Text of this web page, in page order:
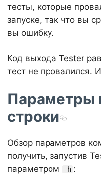
тесты, которые
запуске, так что вы
вы ошибку.
Код выхода Tester
тест не провалился.
Параметры
строки
Обзор параметров
получить, запустив
параметром
-h :